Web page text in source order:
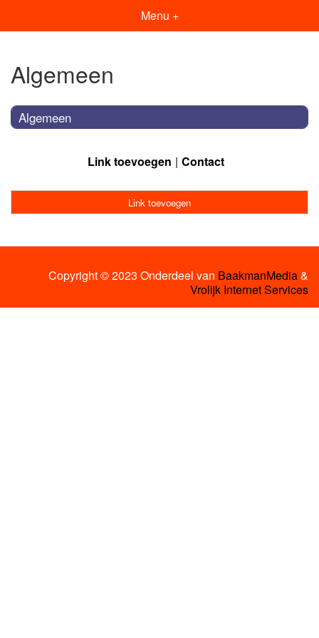
Menu +
Algemeen
Algemeen
Link toevoegen Contact
Link toevoegen
Copyright © 2023 Onderdeel van BaakmanMedia&
Vrolijk Internet Services